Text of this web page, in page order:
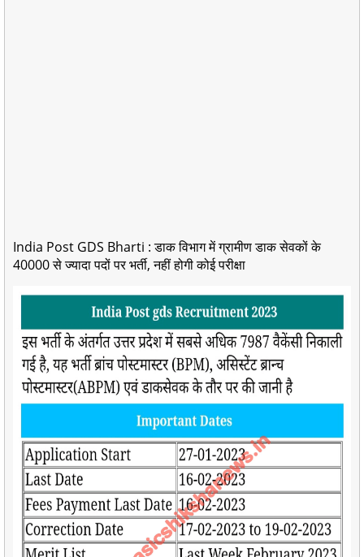
India Post GDS Bharti : डाक विभाग में ग्रामीण डाक सेवकों के
40000 से ज्यादा पदों पर भर्ती, नहीं होगी कोई परीक्षा